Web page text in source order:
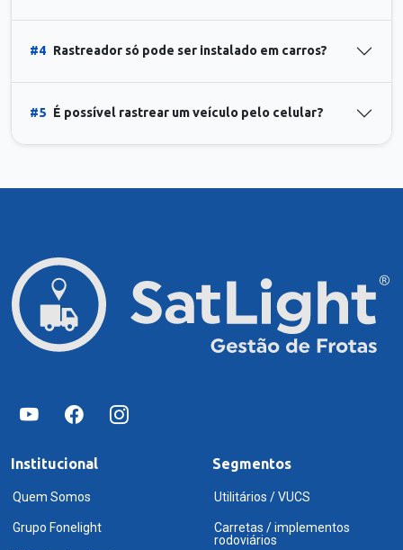
#4 Rastreador só pode ser instalado em carros?
#5 É possível rastrear um veículo pelo celular?
Institucional
Quem Somos
Grupo Fonelight
Segmentos
Utilitários / VUCS
Carretas / implementos
rodoviários